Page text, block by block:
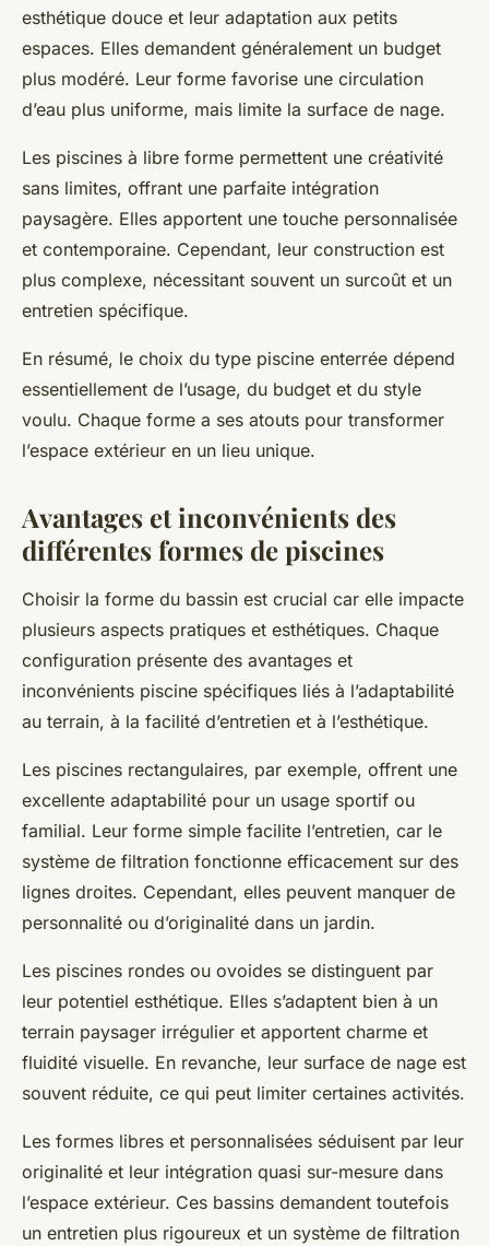
esthétique douce et leur adaptation aux petits
espaces. Elles demandent généralement un budget
plus modéré. Leur forme favorise une circulation
d’eau plus uniforme, mais limite la surface de nage.
Les piscines à libre forme permettent une créativité
sans limites, offrant une parfaite intégration
paysagère. Elles apportent une touche personnalisée
et contemporaine. Cependant, leur construction est
plus complexe, nécessitant souvent un surcoût et un
entretien spécifique.
En résumé, le choix du type piscine enterrée dépend
essentiellement de l’usage, du budget et du style
voulu. Chaque forme a ses atouts pour transformer
l’espace extérieur en un lieu unique.
Avantages et inconvénients des
différentes formes de piscines
Choisir la forme du bassin est crucial car elle impacte
plusieurs aspects pratiques et esthétiques. Chaque
configuration présente des avantages et
inconvénients piscine spécifiques liés à l’adaptabilité
au terrain, à la facilité d’entretien et à l’esthétique.
Les piscines rectangulaires, par exemple, offrent une
excellente adaptabilité pour un usage sportif ou
familial. Leur forme simple facilite l’entretien, car le
système de filtration fonctionne efficacement sur des
lignes droites. Cependant, elles peuvent manquer de
personnalité ou d’originalité dans un jardin.
Les piscines rondes ou ovoides se distinguent par
leur potentiel esthétique. Elles s’adaptent bien à un
terrain paysager irrégulier et apportent charme et
fluidité visuelle. En revanche, leur surface de nage est
souvent réduite, ce qui peut limiter certaines activités.
Les formes libres et personnalisées séduisent par leur
originalité et leur intégration quasi sur-mesure dans
l’espace extérieur. Ces bassins demandent toutefois
un entretien plus rigoureux et un système de filtration